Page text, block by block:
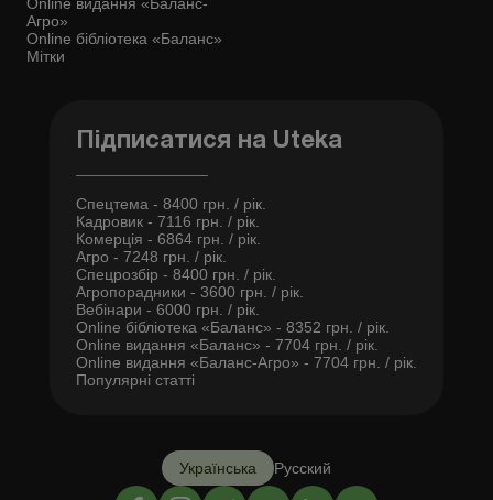
Online видання «Баланс-
Агро»
Online бібліотека «Баланс»
Мітки
Підписатися на Uteka
Спецтема - 8400 грн. / рік.
Кадровик - 7116 грн. / рік.
Комерція - 6864 грн. / рік.
Агро - 7248 грн. / рік.
Спецрозбір - 8400 грн. / рік.
Агропорадники - 3600 грн. / рік.
Вебінари - 6000 грн. / рік.
Online бібліотека «Баланс» - 8352 грн. / рік.
Online видання «Баланс» - 7704 грн. / рік.
Online видання «Баланс-Агро» - 7704 грн. / рік.
Популярні статті
Українська Русский